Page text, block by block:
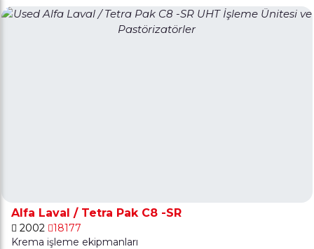
Alfa Laval / Tetra Pak C8 -SR
2002
18177
Krema işleme ekipmanları